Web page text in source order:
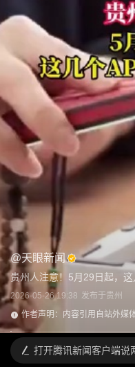
@天眼新闻
贵州人注意！5月29日起，
2026-05-26 19:38 发布于贵州
作者声明：内容引用自站外媒
打开腾讯新闻客户端说